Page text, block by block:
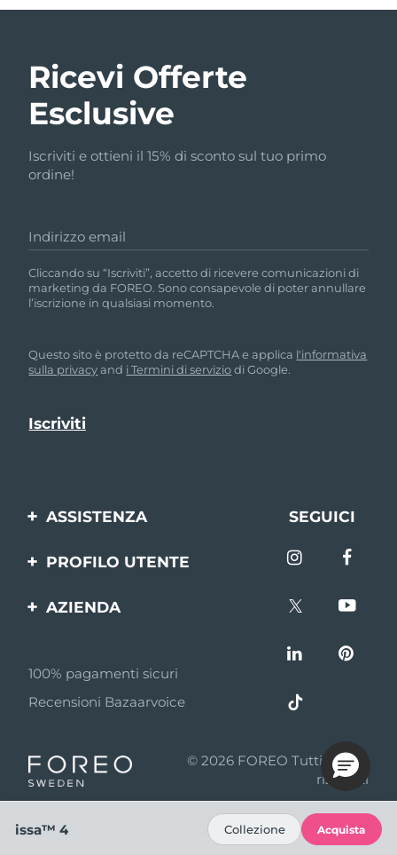
Ricevi Offerte
Esclusive
Iscriviti e ottieni il 15% di sconto sul tuo primo
ordine!
Indirizzo email
Cliccando su “Iscriviti”, accetto di ricevere comunicazioni di
marketing da FOREO. Sono consapevole di poter annullare
l’iscrizione in qualsiasi momento.
Questo sito è protetto da reCAPTCHA e applica l'informativa
sulla privacyand i Termini di serviziodi Google.
ASSISTENZA
Contattaci
batteria
SEGUICI
PROFILO UTENTE
prodotto
AZIENDA
Affiliazione
Notizie di affiliazione
Rivenditori
100% pagamenti sicuri
Recensioni Bazaarvoice
© 2026 FOREO Tutti i diritti
riservati
issa™ 4 Collezione Acquista